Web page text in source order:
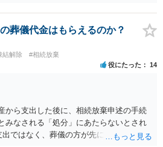
、全員で相続する方が税金はお得です。
し合いの結果、親がすべて相続と決める
も相続の非課税枠は、全員で相続した540
り、母が全部相続すると、母から三人
非課税枠となります。 そうすると、母が
両親のどちらかが亡くなってから相続す
。 計画的に相続をするのがおすすめと
外にも気をつける点はあるかもしれませ
るのがおすすめと思います。
葬儀代金はもらえるのか？
結解除 #相続放棄
役にたった 14
から支出した後に、相続放棄申述の手続
みなされる「処分」にあたらないとされ
ではなく、葬儀の方が先に来るのが通常